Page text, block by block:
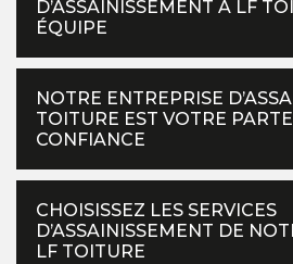
D’ASSAINISSEMENT À LF
ÉQUIPE
NOTRE ENTREPRISE
TOITURE EST VOTRE
CONFIANCE
CHOISISSEZ LES SERVICES
D’ASSAINISSEMENT DE
LF TOITURE